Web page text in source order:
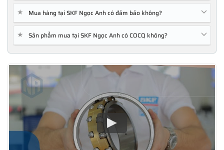
★ Mua hàng tại SKF Ngọc Anh có đảm bảo không?
★ Sản phẩm mua tại SKF Ngọc Anh có COCQ không?